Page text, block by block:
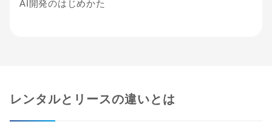
AI開発のはじめかた
レンタルとリースの違いとは